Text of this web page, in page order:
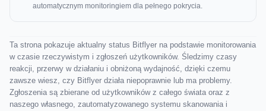
automatycznym monitoringiem dla pełnego pokrycia.
Ta strona pokazuje aktualny status Bitflyer na podstawie monitorowania
w czasie rzeczywistym i zgłoszeń użytkowników. Śledzimy czasy
reakcji, przerwy w działaniu i obniżoną wydajność, dzięki czemu
zawsze wiesz, czy Bitflyer działa niepoprawnie lub ma problemy.
Zgłoszenia są zbierane od użytkowników z całego świata oraz z
naszego własnego, zautomatyzowanego systemu skanowania i